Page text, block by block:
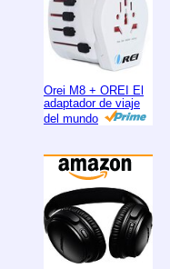
Orei M8 + OREI El
adaptador de viaje
del mundo